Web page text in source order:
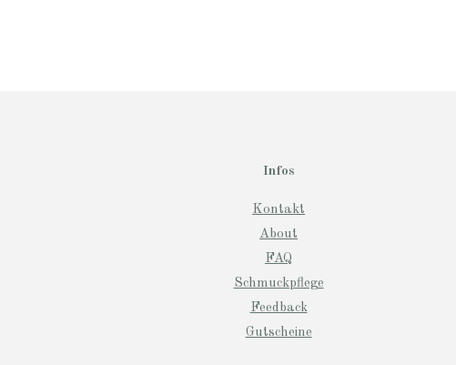
Infos
Kontakt
About
FAQ
Schmuckpflege
Feedback
Gutscheine